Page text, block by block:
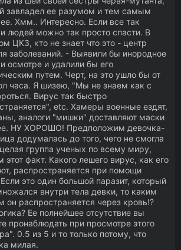
завладел ее разумом и тем самым
Хмм.. Интересно. Если все так
людей можно так просто спасти. В
ЦКЗ, кто не знает что это - центр
заболеваний. - Выявили бы инородное
осмотре и удалили бы его
путем. Черт, на это ушло бы от
часа. Я шизею, "Мы не знаем как с
Вирус так быстро
etc. Хамеры военные ездят,
аналоги "мишки" доставляют маски
НУ ХОРОШО! Предположим девочка-
додумалась до того, чего не смогла
группа ученых по всему миру,
этот факт. Какого лешего вирус, как его
распространяется при помощи
это один большой паразит, который
внутри тела девки, то каким
он распространяется через кровь!?
Ее полнейшее отсутствие вы
пронаблюдать при просмотре этого
0.5 из 5 и то только потому, что
милая.